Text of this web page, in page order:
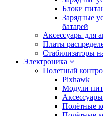
Блоки
Зарядные
батарей
Аксессуары для
Платы
Стабилизаторы
Электроника
Полетный
Pixhawk
Модули
Полётные